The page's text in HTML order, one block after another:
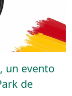
un evento
de